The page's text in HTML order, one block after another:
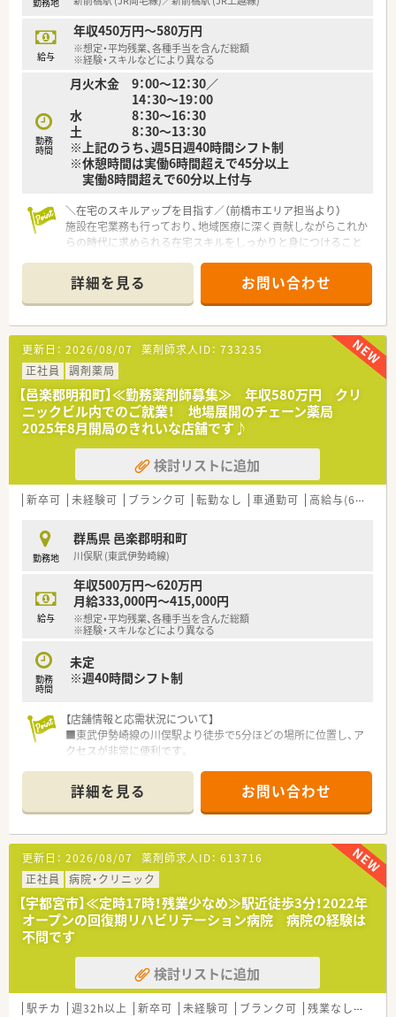
■病院での勤務経験を活かし、チームワークを大切にしながら、
患者様に寄り添った丁寧な服薬指導を行っている方が多いで
す。
給与
年収450万円～580万円
※想定・平均残業、各種手当を含んだ総額
※経験・スキルなどにより異なる
勤務
時間
月火木金 9：00～12：30／
14：30～19：00
水 8：30～16：30
土 8：30～13：30
※上記のうち、週5日週40時間シフト制
※休憩時間は実働6時間超えで45分以上
実働8時間超えで60分以上付与
＼在宅のスキルアップを目指す／（前橋市エリア担当より）
施設在宅業務も行っており、地域医療に深く貢献しながらこれか
らの時代に求められる在宅スキルをしっかりと身につけること
＊------------------------------------------＊
【店舗情報と応需状況について】
■最寄り駅である新前橋駅から車で約15分の場所に位置してお
り、日々の通勤にはマイカーの利用が大変便利で快適な環境で
す。
■処方箋は泌尿器科や皮膚科や内科を中心に1日平均約100枚を
応需しており、幅広い疾患に対する知識を深めることができま
す。
■現在の勤務者数は薬剤師常勤2名体制となっており、欠員補充
後も協力し合いながら施設在宅を含めた業務にしっかりと対応
します。
【募集背景と求める人物像について】
■本年9月に退職予定のスタッフがいるための欠員補充の急募案
い。
■地域の患者様に寄り添い、少しの変化にも気づいて対応できる
ような、思いやりのあるコミュニケーションを取れる方を求めて
います。
■在宅業務も行っているため、地域医療に熱意を持ち、積極的に
新しい知識を学んでいく前向きな姿勢のある方を大歓迎いたし
ます。
【職場環境と雰囲気】
■患者様から感謝の言葉をいただけるアットホームな雰囲気の
職場で、スタッフ全員が同じ気持ちで笑顔あふれる対応を行って
■病児保育室や託児所を完備しており、子育て中のスタッフも不
安なく働ける手厚いサポート体制が整っている自慢の職場環境
です。
■定期的に勉強会が開催され、未経験の方でも周囲のサポートを
受け着実にスキルアップできる風通しの良い働きやすい職場環
境です。
【こんな方が活躍中】
■患者様の変化に気づき思いやりのある言葉をかけられる、ホス
ピタリティに溢れたスタッフが多数活躍している温かい職場環
境です。
■育児と仕事を両立させ、完備された託児施設を活用しフルタイ
ムで生き生きと働いているスタッフも多数在籍している職場環
境です。
■施設在宅の分野に挑戦し定期的な勉強会で知識を深めながら
スキルアップを目指している方が多数活躍している職場環境と
詳細を見る お問い合わせ
更新日： 2026/08/07 薬剤師求人ID： 733235
正社員
調剤薬局
【邑楽郡明和町】≪勤務薬剤師募集≫ 年収580万円 クリ
ニックビル内でのご就業！ 地場展開のチェーン薬局
2025年8月開局のきれいな店舗です♪
検討リストに追加
新卒可 未経験可 ブランク可 転勤なし 車通勤可 高給与(600万円以上)
勤務地
群馬県 邑楽郡明和町
川俣駅 (東武伊勢崎線)
給与
年収500万円～620万円
月給333,000円～415,000円
※想定・平均残業、各種手当を含んだ総額
※経験・スキルなどにより異なる
勤務
時間
未定
※週40時間シフト制
【店舗情報と応需状況について】
■東武伊勢崎線の川俣駅より徒歩で5分ほどの場所に位置し、ア
クセスが非常に便利です。
処方箋を応需する予定です。
■薬剤師4～5名と事務員3～4名体制でのスタートが予定されて
おり、多人数で協力して勤務します。
【求人情報について】
■経験に応じて年収500万円から650万円の範囲で決定され、高
収入を目指せます。
■年に2回の賞与に加え、業績により決算賞与が支給されるため
年収アップが可能です。
■遠方への転勤がないため、地域に根差して長期的に安定して就
業できます。
【勤務実態について】
■平日は18時30分までの勤務であり、土曜日は13時までのため
メリハリをつけて働けます。
詳細を見る お問い合わせ
更新日： 2026/08/07 薬剤師求人ID： 613716
正社員
病院・クリニック
【宇都宮市】≪定時17時！残業少なめ≫駅近徒歩3分！2022年
オープンの回復期リハビリテーション病院 病院の経験は
不問です
検討リストに追加
駅チカ 週32h以上 新卒可 未経験可 ブランク可 残業なし(ほぼなし含む)